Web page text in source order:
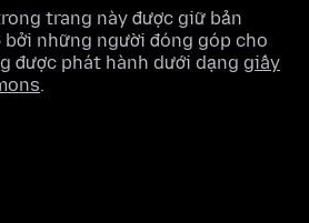
trang này được giữ bản
những người đóng góp cho
được phát hành dưới dạng giấy
.